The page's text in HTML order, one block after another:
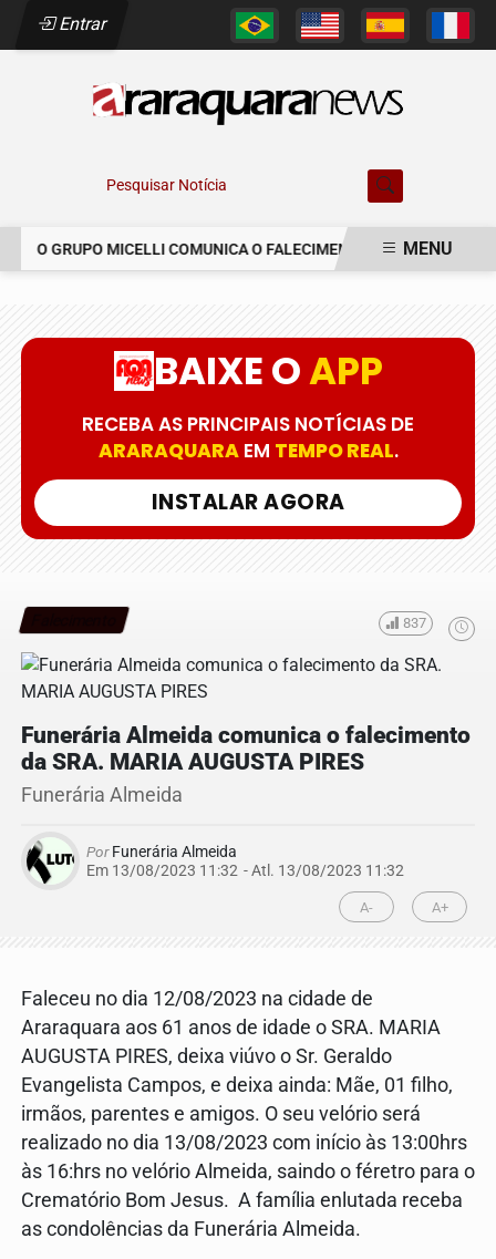
Entrar
Pesquisar Notícia
O GRUPO MICELLI COMUNICA O FALECIMENTO DO SR. MARCELO
MENU
BAIXE OAPP
RECEBA AS PRINCIPAIS NOTÍCIAS DE
ARARAQUARAEM TEMPO REAL.
INSTALAR AGORA
837
Funerária Almeida comunica o falecimento
da SRA. MARIA AUGUSTA PIRES
Funerária Almeida
PorFunerária Almeida
Em 13/08/2023 11:32 - Atl. 13/08/2023 11:32
A- A+
Faleceu no dia 12/08/2023 na cidade de
Araraquara aos 61 anos de idade o SRA. MARIA
AUGUSTA PIRES, deixa viúvo o Sr. Geraldo
Evangelista Campos, e deixa ainda: Mãe, 01 filho,
irmãos, parentes e amigos. O seu velório será
realizado no dia 13/08/2023 com início às 13:00hrs
às 16:hrs no velório Almeida, saindo o féretro para o
Crematório Bom Jesus. A família enlutada receba
as condolências da Funerária Almeida.